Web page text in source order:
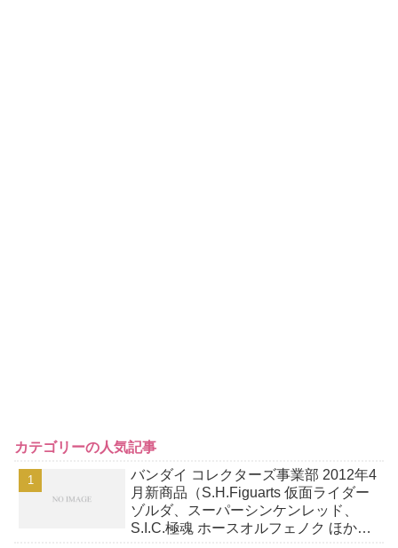
カテゴリーの人気記事
バンダイ コレクターズ事業部 2012年4
月新商品（S.H.Figuarts 仮面ライダー
ゾルダ、スーパーシンケンレッド、
S.I.C.極魂 ホースオルフェノク ほか）